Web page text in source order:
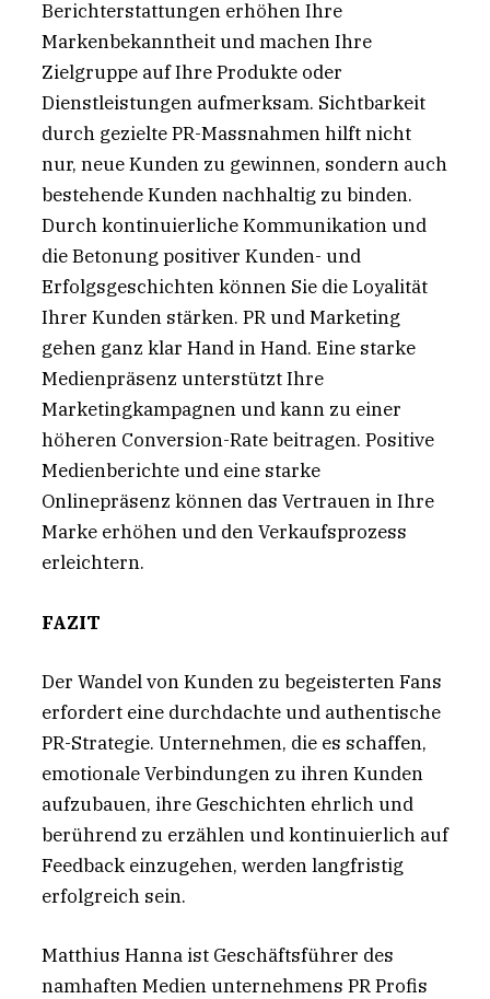
Berichterstattungen erhöhen Ihre
Markenbekanntheit und machen Ihre
Zielgruppe auf Ihre Produkte oder
Dienstleistungen aufmerksam. Sichtbarkeit
durch gezielte PR-Massnahmen hilft nicht
nur, neue Kunden zu gewinnen, sondern auch
bestehende Kunden nachhaltig zu binden.
Durch kontinuierliche Kommunikation und
die Betonung positiver Kunden- und
Erfolgsgeschichten können Sie die Loyalität
Ihrer Kunden stärken. PR und Marketing
gehen ganz klar Hand in Hand. Eine starke
Medienpräsenz unterstützt Ihre
Marketingkampagnen und kann zu einer
höheren Conversion-Rate beitragen. Positive
Medienberichte und eine starke
Onlinepräsenz können das Vertrauen in Ihre
Marke erhöhen und den Verkaufsprozess
erleichtern.
FAZIT
Der Wandel von Kunden zu begeisterten Fans
erfordert eine durchdachte und authentische
PR-Strategie. Unternehmen, die es schaffen,
emotionale Verbindungen zu ihren Kunden
aufzubauen, ihre Geschichten ehrlich und
berührend zu erzählen und kontinuierlich auf
Feedback einzugehen, werden langfristig
erfolgreich sein.
Matthius Hanna ist Geschäftsführer des
namhaften Medien­ unternehmens PR Profis